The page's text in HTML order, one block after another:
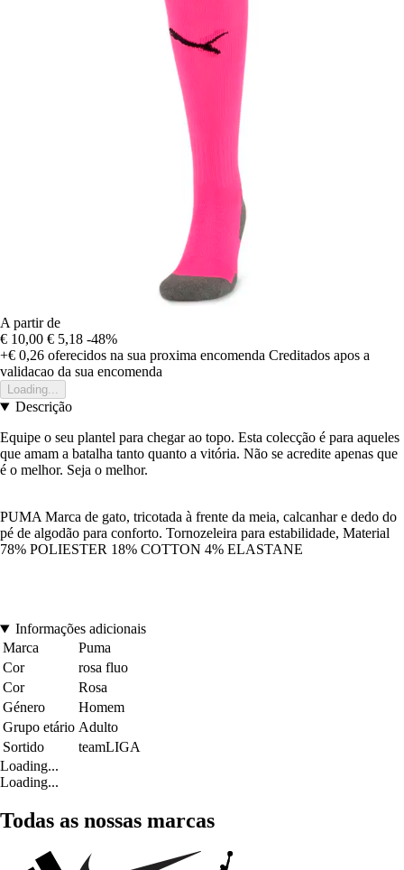
A partir de
€ 10,00 € 5,18 -48%
+€ 0,26 oferecidos na sua proxima encomenda Creditados apos a
validacao da sua encomenda
Loading...
Descrição
Equipe o seu plantel para chegar ao topo. Esta colecção é para aqueles
que amam a batalha tanto quanto a vitória. Não se acredite apenas que
é o melhor. Seja o melhor.
PUMA Marca de gato, tricotada à frente da meia, calcanhar e dedo do
pé de algodão para conforto. Tornozeleira para estabilidade, Material
78% POLIESTER 18% COTTON 4% ELASTANE
Informações adicionais
Marca
Puma
Cor
rosa fluo
Cor
Rosa
Género
Homem
Grupo etário Adulto
Sortido
teamLIGA
Loading...
Loading...
Todas as nossas marcas